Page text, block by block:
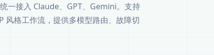
一接入 Claude、GPT、Gemini。支持
格工作流，提供多模型路由、故障切